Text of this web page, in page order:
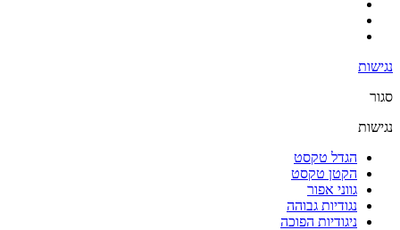
נגישות
סגור
נגישות
הגדל טקסט
הקטן טקסט
גווני אפור
נגודיות גבוהה
ניגודיות הפוכה